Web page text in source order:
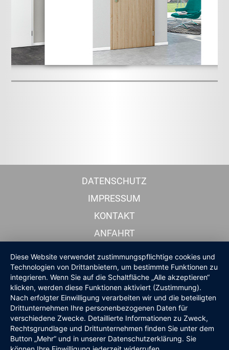
DATENSCHUTZ
IMPRESSUM
KONTAKT
ANFAHRT
Diese Website verwendet zustimmungspflichtige cookies und
Technologien von Drittanbietern, um bestimmte Funktionen zu
integrieren. Wenn Sie auf die Schaltfläche „Alle akzeptieren“
klicken, werden diese Funktionen aktiviert (Zustimmung).
Nach erfolgter Einwilligung verarbeiten wir und die beteiligten
Drittunternehmen Ihre personenbezogenen Daten für
verschiedene Zwecke. Detaillierte Informationen zu Zweck,
Rechtsgrundlage und Drittunternehmen finden Sie unter dem
Button „Mehr“ und in unserer Datenschutzerklärung. Sie